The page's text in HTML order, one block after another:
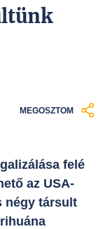
MEGOSZTOM
felé
az USA-
négy társult